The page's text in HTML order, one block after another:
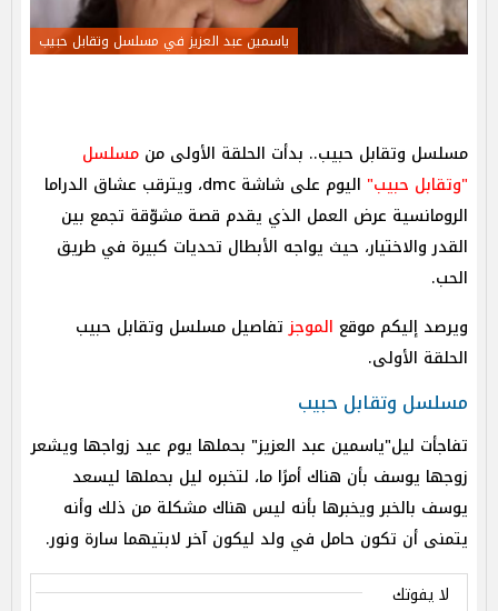
ياسمين عبد العزيز في مسلسل وتقابل حبيب
مسلسل وتقابل حبيب.. بدأت الحلقة الأولى من مسلسل
"وتقابل حبيب"
اليوم على شاشة dmc، ويترقب عشاق الدراما
الرومانسية عرض العمل الذي يقدم قصة مشوّقة تجمع بين
القدر والاختيار، حيث يواجه الأبطال تحديات كبيرة في طريق
الحب.
ويرصد إليكم موقع الموجزتفاصيل مسلسل وتقابل حبيب
الحلقة الأولى.
مسلسل وتقابل حبيب
تفاجأت ليل"ياسمين عبد العزيز" بحملها يوم عيد زواجها ويشعر
زوجها يوسف بأن هناك أمرًا ما، لتخبره ليل بحملها ليسعد
يوسف بالخبر ويخبرها بأنه ليس هناك مشكلة من ذلك وأنه
يتمنى أن تكون حامل في ولد ليكون آخر لابتيهما سارة ونور.
لا يفوتك